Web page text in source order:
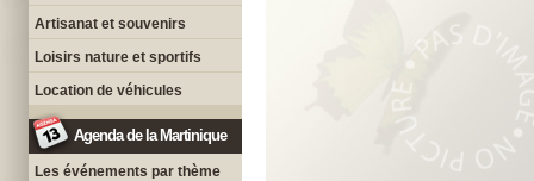
Artisanat et souvenirs
Loisirs nature et sportifs
Location de véhicules
Agenda de la Martinique
Les événements par thème